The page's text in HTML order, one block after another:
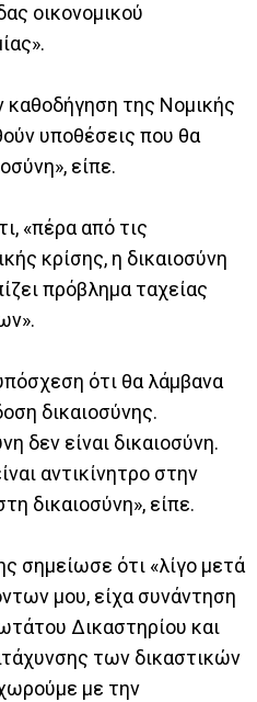
οικονομικού
καθοδήγηση της Νομικής
υποθέσεις που θα
είπε.
«πέρα από τις
κρίσης, η δικαιοσύνη
πρόβλημα ταχείας
ότι θα λάμβανα
δικαιοσύνης.
δεν είναι δικαιοσύνη.
αντικίνητρο στην
δικαιοσύνη», είπε.
σημείωσε ότι «λίγο μετά
μου, είχα συνάντηση
Δικαστηρίου και
των δικαστικών
με την